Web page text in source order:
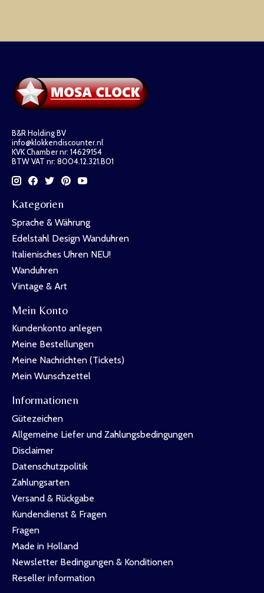
B&R Holding BV
info@klokkendiscounter.nl
KVK Chamber nr: 14629154
BTW VAT nr: 8004.12.321.B01
Kategorien
Sprache & Währung
Edelstahl Design Wanduhren
Italienisches Uhren NEU!
Wanduhren
Vintage & Art
Mein Konto
Kundenkonto anlegen
Meine Bestellungen
Meine Nachrichten (Tickets)
Mein Wunschzettel
Informationen
Gütezeichen
Allgemeine Liefer und Zahlungsbedingungen
Disclaimer
Datenschutzpolitik
Zahlungsarten
Versand & Rückgabe
Kundendienst & Fragen
Fragen
Made in Holland
Newsletter Bedingungen & Konditionen
Reseller information